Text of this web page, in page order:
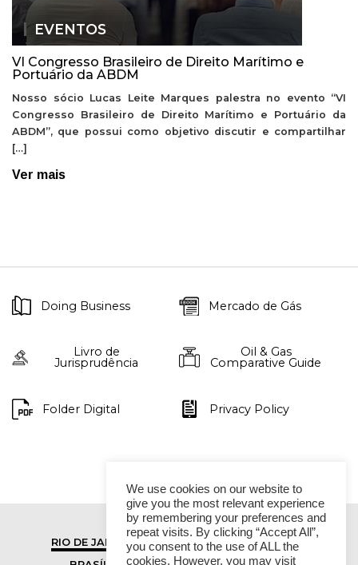
EVENTOS
VI Congresso Brasileiro de Direito Marítimo e
Portuário da ABDM
Nosso sócio Lucas Leite Marques palestra no evento “VI
Congresso Brasileiro de Direito Marítimo e Portuário da
ABDM”, que possui como objetivo discutir e compartilhar
[…]
Ver mais
Doing Business Mercado de Gás
Livro de
Jurisprudência
Oil & Gas
Comparative Guide
Folder Digital Privacy Policy
RIO DE JANEIRO
SÃO PAULO
We use cookies on our website to
give you the most relevant experience
by remembering your preferences and
repeat visits. By clicking “Accept All”,
you consent to the use of ALL the
cookies. However, you may visit